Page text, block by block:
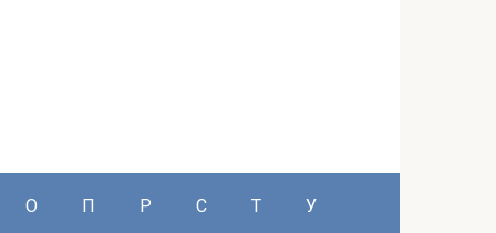
О П Р С Т У